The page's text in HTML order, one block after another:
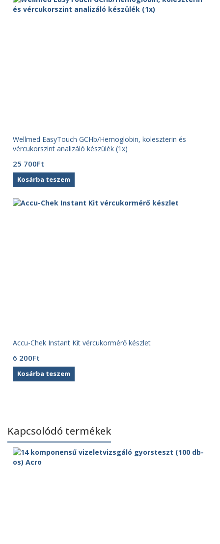
Wellmed EasyTouch GCHb/Hemoglobin, koleszterin és
vércukorszint analizáló készülék (1x)
25 700Ft
Kosárba teszem
Accu-Chek Instant Kit vércukormérő készlet
6 200Ft
Kosárba teszem
Kapcsolódó termékek